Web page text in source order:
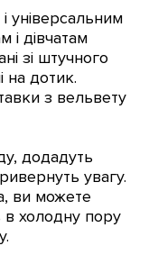
універсальним
і дівчатам
зі штучного
на дотик.
з вельвету
додадуть
увагу.
ви можете
в холодну пору